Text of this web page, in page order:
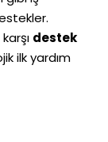
destek
ilk yardım